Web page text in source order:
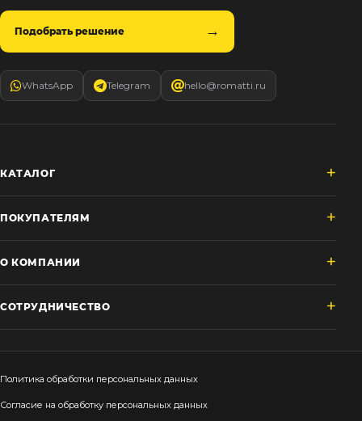
Подобрать решение
WhatsApp Telegram hello@romatti.ru
КАТАЛОГ
ПОКУПАТЕЛЯМ
О КОМПАНИИ
СОТРУДНИЧЕСТВО
Политика обработки персональных данных
Согласие на обработку персональных данных